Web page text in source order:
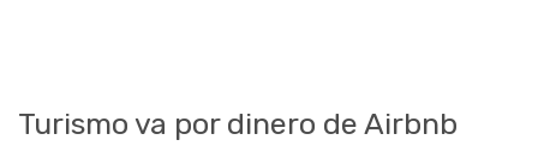
Turismo va por dinero de Airbnb